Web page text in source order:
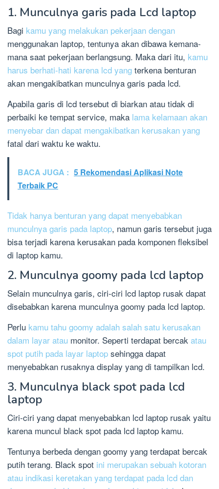
1. Munculnya garis pada Lcd laptop
Bagi kamu yang melakukan pekerjaan dengan
menggunakan laptop, tentunya akan dibawa kemana-
mana saat pekerjaan berlangsung. Maka dari itu, kamu
harus berhati-hati karena lcd yang terkena benturan
akan mengakibatkan munculnya garis pada lcd.
Apabila garis di lcd tersebut di biarkan atau tidak di
perbaiki ke tempat service, maka lama kelamaan akan
menyebar dan dapat mengakibatkan kerusakan yang
fatal dari waktu ke waktu.
BACA JUGA : 5 Rekomendasi Aplikasi Note
Terbaik PC
Tidak hanya benturan yang dapat menyebabkan
munculnya garis pada laptop, namun garis tersebut juga
bisa terjadi karena kerusakan pada komponen fleksibel
di laptop kamu.
2. Munculnya goomy pada lcd laptop
Selain munculnya garis, ciri-ciri lcd laptop rusak dapat
disebabkan karena munculnya goomy pada lcd laptop.
Perlu kamu tahu goomy adalah salah satu kerusakan
dalam layar atau monitor. Seperti terdapat bercak atau
spot putih pada layar laptop sehingga dapat
menyebabkan rusaknya display yang di tampilkan lcd.
3. Munculnya black spot pada lcd
laptop
Ciri-ciri yang dapat menyebabkan lcd laptop rusak yaitu
karena muncul black spot pada lcd laptop kamu.
Tentunya berbeda dengan goomy yang terdapat bercak
putih terang. Black spot ini merupakan sebuah kotoran
atau indikasi keretakan yang terdapat pada lcd dan